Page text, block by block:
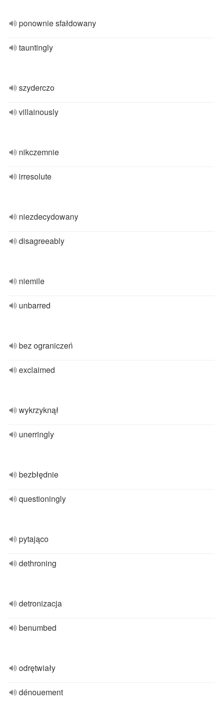
ponownie sfałdowany
tauntingly
szyderczo
villainously
nikczemnie
irresolute
niezdecydowany
disagreeably
niemile
unbarred
bez ograniczeń
exclaimed
wykrzyknął
unerringly
bezbłędnie
questioningly
pytająco
dethroning
detronizacja
benumbed
odrętwiały
dénouement